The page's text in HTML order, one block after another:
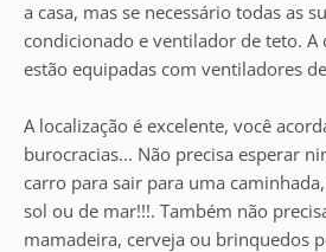
a casa, mas se necessário todas as
condicionado e ventilador de teto. A
estão equipadas com ventiladores
A localização é excelente, você
burocracias... Não precisa esperar
carro para sair para uma
sol ou de mar!!!. Também não
mamadeira, cerveja ou brinquedos